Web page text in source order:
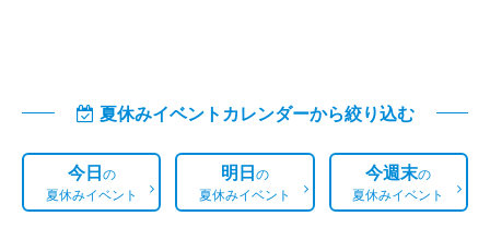
夏休みイベントカレンダーから絞り込む
今日の
夏休みイベント
明日の
夏休みイベント
今週末の
夏休みイベント